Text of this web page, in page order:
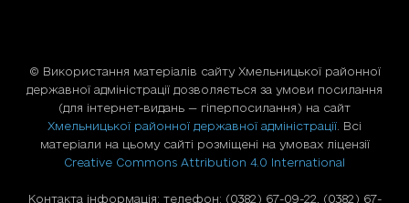
© Використання матерiалiв сайту Хмельницької районної
державної адміністрації дозволяється за умови посилання
(для iнтернет-видань — гiперпосилання) на сайт
Хмельницької районної державної адміністрації . Всі
матеріали на цьому сайті розміщені на умовах ліцензії
Creative Commons Attribution 4.0 International
Контакта інформація: телефон: (0382) 67-09-22, (0382) 67-